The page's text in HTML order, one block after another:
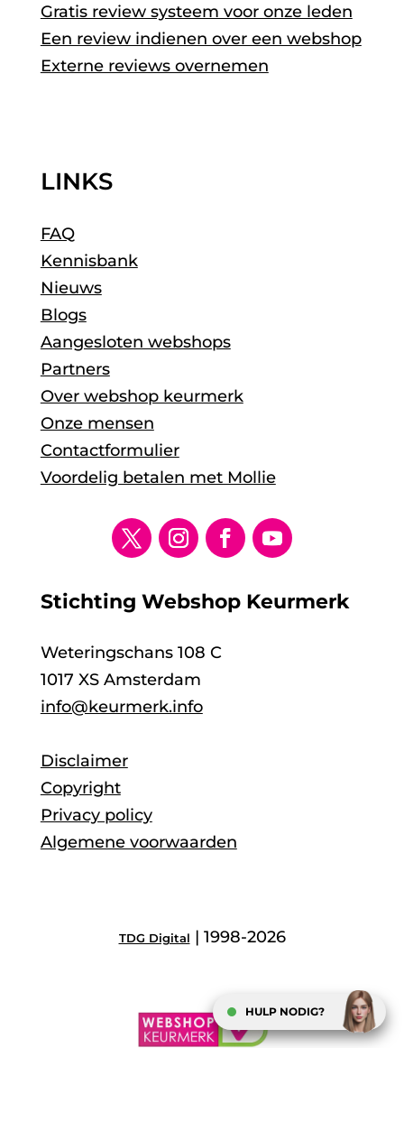
Gratis review systeem voor onze leden
Een review indienen over een webshop
Externe reviews overnemen
LINKS
FAQ
Kennisbank
Nieuws
Blogs
Aangesloten webshops
Partners
Over webshop keurmerk
Onze mensen
Contactformulier
Voordelig betalen met Mollie
Stichting Webshop Keurmerk
Weteringschans 108 C
1017 XS Amsterdam
info@keurmerk.info
Disclaimer
Copyright
Privacy policy
Algemene voorwaarden
TDG Digital | 1998-2026
HULP NODIG?